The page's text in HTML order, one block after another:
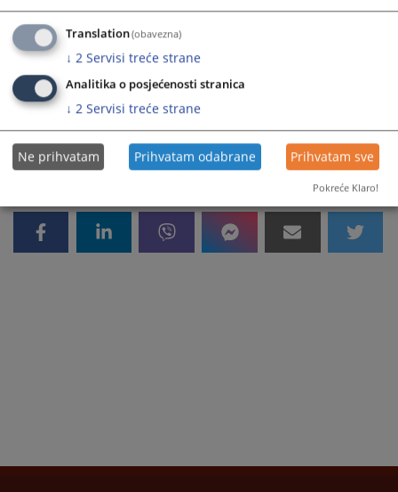
Sutkinja Ljuca je napisala i više stručnih radova u oblasti
pravosuđa.
Prikazana vijest je na: Bosanski jezik
16086PREGLEDA
Translation(obavezna)
↓ 2 Servisi treće strane
Analitika o posjećenosti stranica
↓ 2 Servisi treće strane
Ne prihvatam Prihvatam odabrane Prihvatam sve
Pokreće Klaro!